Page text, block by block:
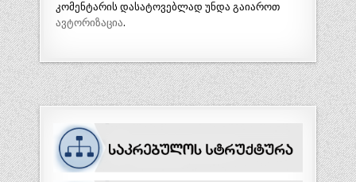
კომენტარის დასატოვებლად უნდა გაიაროთ
ავტორიზაცია.